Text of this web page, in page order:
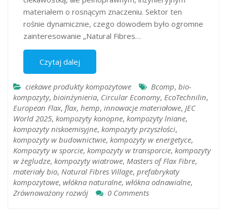
materiałem o rosnącym znaczeniu. Sektor ten
rośnie dynamicznie, czego dowodem było ogromne
zainteresowanie „Natural Fibres…
Czytaj dalej
ciekawe produkty kompozytowe Bcomp, bio-
kompozyty, bioinżynieria, Circular Economy, EcoTechnilin,
European Flax, flax, hemp, innowacje materiałowe, JEC
World 2025, kompozyty konopne, kompozyty lniane,
kompozyty niskoemisyjne, kompozyty przyszłości,
kompozyty w budownictwie, kompozyty w energetyce,
Kompozyty w sporcie, kompozyty w transporcie, kompozyty
w żegludze, kompozyty wiatrowe, Masters of Flax Fibre,
materiały bio, Natural Fibres Village, prefabrykaty
kompozytowe, włókna naturalne, włókna odnawialne,
Zrównoważony rozwój
0 Comments